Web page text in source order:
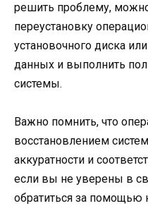
решить проблему,
переустановку
установочного диска
данных и выполнить
системы.
Важно помнить, что
восстановлением
аккуратности и
если вы не уверены в
обратиться за помощью